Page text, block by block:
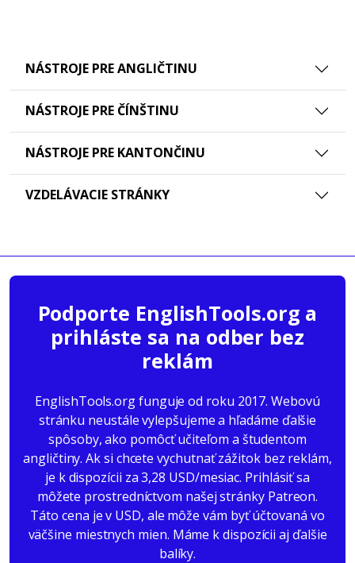
NÁSTROJE PRE ANGLIČTINU
NÁSTROJE PRE ČÍNŠTINU
NÁSTROJE PRE KANTONČINU
VZDELÁVACIE STRÁNKY
Podporte EnglishTools.org a
prihláste sa na odber bez
reklám
EnglishTools.org funguje od roku 2017. Webovú
stránku neustále vylepšujeme a hľadáme ďalšie
spôsoby, ako pomôcť učiteľom a študentom
angličtiny. Ak si chcete vychutnať zážitok bez reklám,
je k dispozícii za 3,28 USD/mesiac. Prihlásiť sa
môžete prostredníctvom našej stránky Patreon.
Táto cena je v USD, ale môže vám byť účtovaná vo
väčšine miestnych mien. Máme k dispozícii aj ďalšie
balíky.